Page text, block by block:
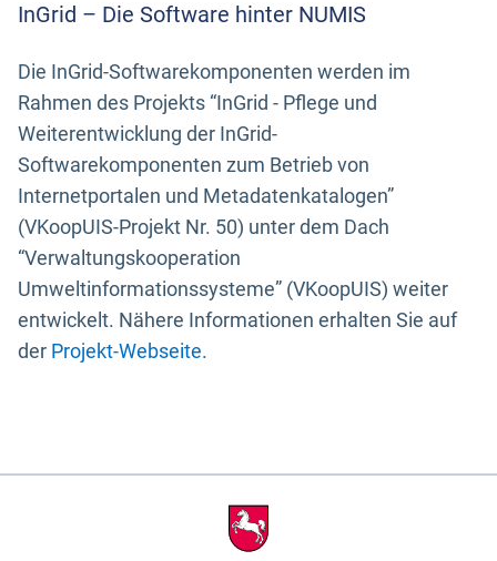
InGrid – Die Software hinter NUMIS
Die InGrid-Softwarekomponenten werden im
Rahmen des Projekts “InGrid - Pflege und
Weiterentwicklung der InGrid-
Softwarekomponenten zum Betrieb von
Internetportalen und Metadatenkatalogen”
(VKoopUIS-Projekt Nr. 50) unter dem Dach
“Verwaltungskooperation
Umweltinformationssysteme” (VKoopUIS) weiter
entwickelt. Nähere Informationen erhalten Sie auf
der Projekt-Webseite.